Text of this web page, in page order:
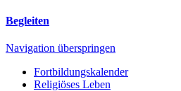
Begleiten
Navigation überspringen
Fortbildungskalender
Religiöses Leben